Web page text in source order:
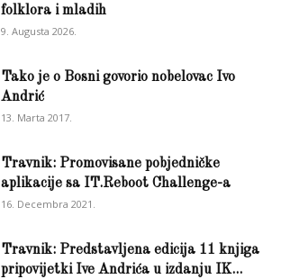
folklora i mladih
9. Augusta 2026.
Tako je o Bosni govorio nobelovac Ivo
Andrić
13. Marta 2017.
Travnik: Promovisane pobjedničke
aplikacije sa IT.Reboot Challenge-a
16. Decembra 2021.
Travnik: Predstavljena edicija 11 knjiga
pripovijetki Ive Andrića u izdanju IK...